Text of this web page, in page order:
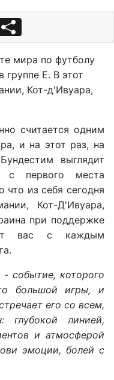
мира по футболу
E. В этот
Кот-д'Ивуара,
считается одним
и на этот раз, на
выглядит
с первого места
из себя сегодня
Кот-Д'Ивуара,
при поддержке
вас с каждым
- событие, которого
большой игры, и
его со всем,
глубокой линией,
и атмосферой
эмоции, болей с